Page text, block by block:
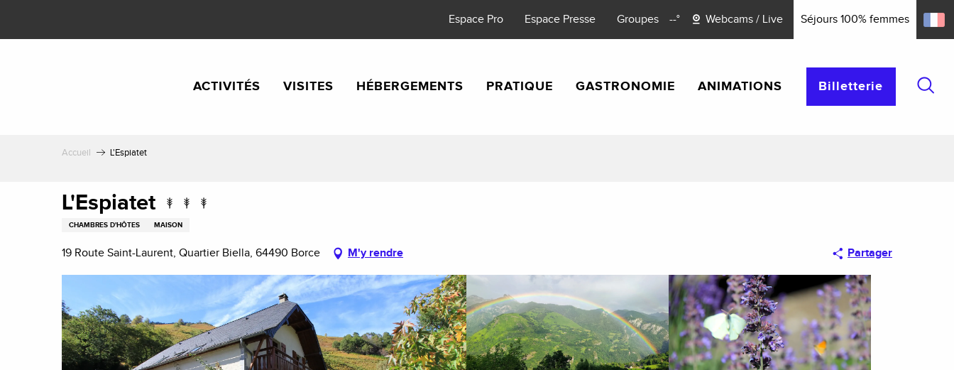
contenu
Espace Pro Espace Presse Groupes --° Webcams / Live Séjours 100% femmes
ACTIVITÉS VISITES HÉBERGEMENTS PRATIQUE GASTRONOMIE ANIMATIONS Billetterie
Accueil L'Espiatet
L'Espiatet
CHAMBRES D'HÔTES MAISON
19 Route Saint-Laurent, Quartier Biella, 64490 Borce M'y rendre Partager